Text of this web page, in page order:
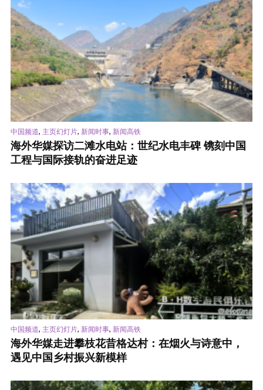
中国频道, 主页幻灯片, 新闻时事, 新闻高铁
海外华媒探访二滩水电站：世纪水电丰碑 镌刻中国
工程与国际接轨的奋进足迹
中国频道, 主页幻灯片, 新闻时事, 新闻高铁
海外华媒走进攀枝花昔格达村：在烟火与诗意中，
遇见中国乡村振兴新模样